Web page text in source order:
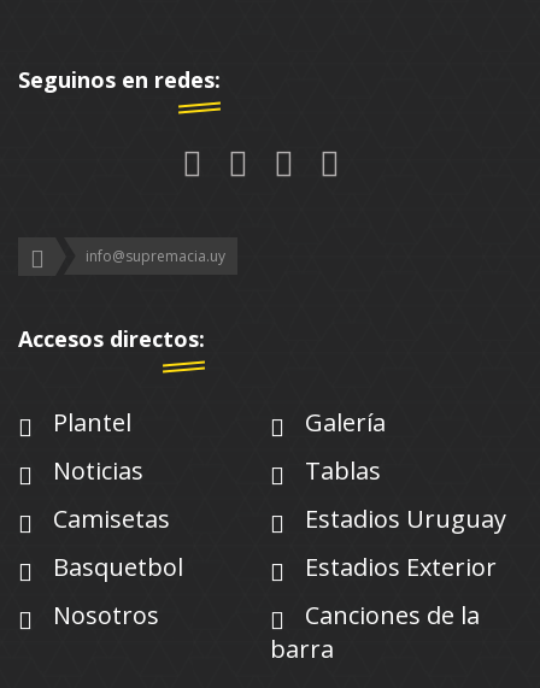
Seguinos en redes:
info@supremacia.uy
Accesos directos:
Plantel
Galería
Noticias
Tablas
Camisetas
Estadios Uruguay
Basquetbol
Estadios Exterior
Nosotros
Canciones de la
barra